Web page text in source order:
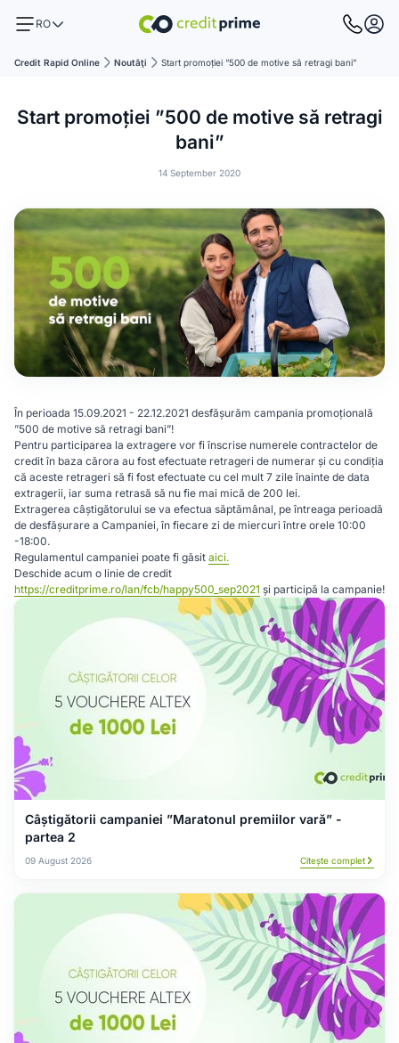
RO
Credit Rapid Online Noutăţi Start promoției ”500 de motive să retragi bani”
Start promoției ”500 de motive să retragi
bani”
14 September 2020
În perioada 15.09.2021 - 22.12.2021 desfășurăm campania promoțională
”500 de motive să retragi bani”!
Pentru participarea la extragere vor fi înscrise numerele contractelor de
credit în baza cărora au fost efectuate retrageri de numerar și cu condiția
că aceste retrageri să fi fost efectuate cu cel mult 7 zile înainte de data
extragerii, iar suma retrasă să nu fie mai mică de 200 lei.
Extragerea câștigătorului se va efectua săptămânal, pe întreaga perioadă
de desfășurare a Campaniei, în fiecare zi de miercuri între orele 10:00
-18:00.
Regulamentul campaniei poate fi găsit aici.
Deschide acum o linie de credit
https://creditprime.ro/lan/fcb/happy500_sep2021 și participă la campanie!
Câștigătorii campaniei ”Maratonul premiilor vară” -
partea 2
09 August 2026 Citește complet